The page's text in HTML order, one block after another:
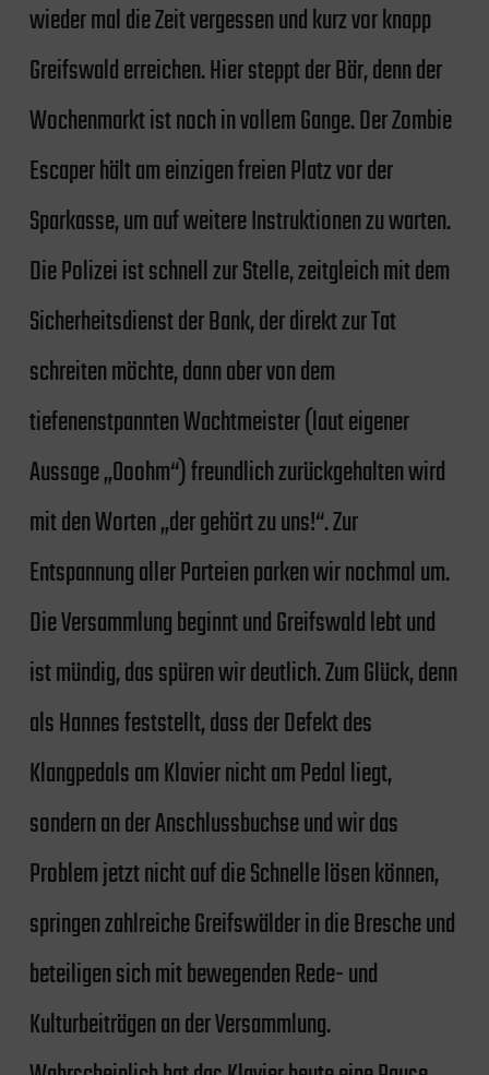
wieder mal die Zeit vergessen und kurz vor knapp
Greifswald erreichen. Hier steppt der Bär, denn der
Wochenmarkt ist noch in vollem Gange. Der Zombie
Escaper hält am einzigen freien Platz vor der
Sparkasse, um auf weitere Instruktionen zu warten.
Die Polizei ist schnell zur Stelle, zeitgleich mit dem
Sicherheitsdienst der Bank, der direkt zur Tat
schreiten möchte, dann aber von dem
tiefenenstpannten Wachtmeister (laut eigener
Aussage „Ooohm“) freundlich zurückgehalten wird
mit den Worten „der gehört zu uns!“. Zur
Entspannung aller Parteien parken wir nochmal um.
Die Versammlung beginnt und Greifswald lebt und
ist mündig, das spüren wir deutlich. Zum Glück, denn
als Hannes feststellt, dass der Defekt des
Klangpedals am Klavier nicht am Pedal liegt,
sondern an der Anschlussbuchse und wir das
Problem jetzt nicht auf die Schnelle lösen können,
springen zahlreiche Greifswälder in die Bresche und
beteiligen sich mit bewegenden Rede- und
Kulturbeiträgen an der Versammlung.